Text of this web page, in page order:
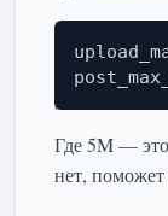
Где 5M —
нет,